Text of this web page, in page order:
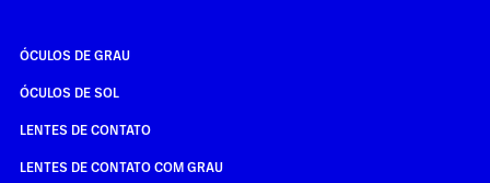
ÓCULOS DE GRAU
ÓCULOS DE SOL
LENTES DE CONTATO
LENTES DE CONTATO COM GRAU